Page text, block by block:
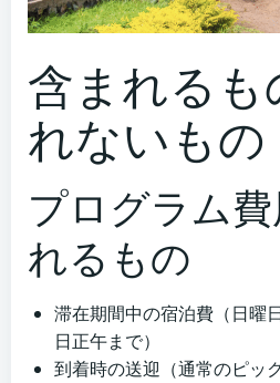
含まれるも
れないもの
プログラム
れるもの
滞在期間中の宿泊費（日曜
日正午まで）
到着時の送迎（通常のピッ